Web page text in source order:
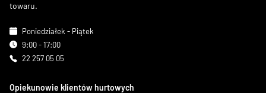
towaru.
Poniedziałek - Piątek
9:00 - 17:00
22 257 05 05
Opiekunowie klientów hurtowych